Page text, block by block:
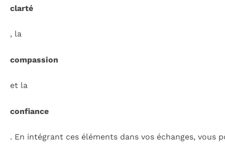
clarté
, la
compassion
et la
confiance
. En intégrant ces éléments dans vos échanges,